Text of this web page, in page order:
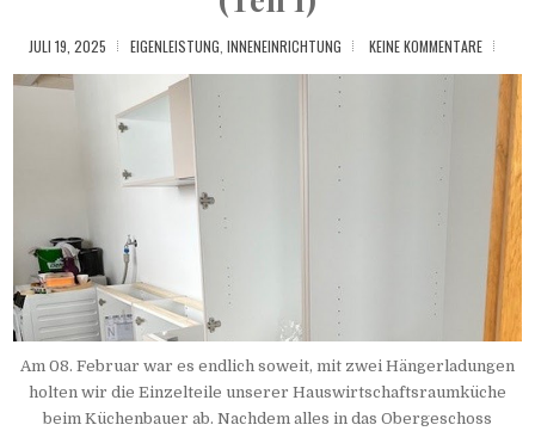
JULI 19, 2025 EIGENLEISTUNG INNENEINRICHTUNG KEINE KOMMENTARE
Am 08. Februar war es endlich soweit, mit zwei Hängerladungen
holten wir die Einzelteile unserer Hauswirtschaftsraumküche
beim Küchenbauer ab. Nachdem alles in das Obergeschoss